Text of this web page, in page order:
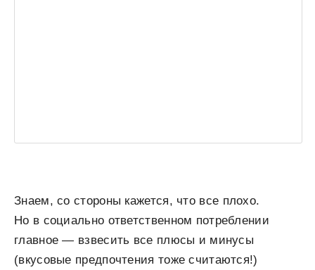
Знаем, со стороны кажется, что все плохо.
Но в социально ответственном потреблении
главное — взвесить все плюсы и минусы
(вкусовые предпочтения тоже считаются!)